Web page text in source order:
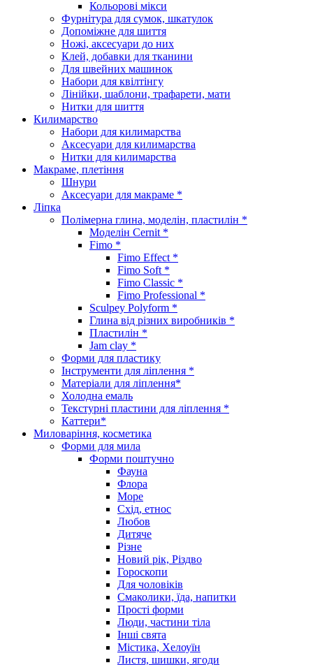
Кольорові мікси
Фурнітура для сумок, шкатулок
Допоміжне для шиття
Ножі, аксесуари до них
Клей, добавки для тканини
Для швейних машинок
Набори для квілтінгу
Лінійки, шаблони, трафарети, мати
Нитки для шиття
Килимарство
Набори для килимарства
Аксесуари для килимарства
Нитки для килимарства
Макраме, плетіння
Шнури
Аксесуари для макраме *
Ліпка
Полімерна глина, моделін, пластилін *
Моделін Cernit *
Fimo *
Fimo Effect *
Fimo Soft *
Fimo Classic *
Fimo Professional *
Sculpey Polyform *
Глина від різних виробників *
Пластилін *
Jam clay *
Форми для пластику
Інструменти для ліплення *
Матеріали для ліплення*
Холодна емаль
Текстурні пластини для ліплення *
Каттери*
Миловаріння, косметика
Форми для мила
Форми поштучно
Фауна
Флора
Море
Схід, етнос
Любов
Дитяче
Різне
Новий рік, Різдво
Гороскопи
Для чоловіків
Смаколики, їда, напитки
Прості форми
Люди, частини тіла
Інші свята
Містика, Хелоуїн
Листя, шишки, ягоди